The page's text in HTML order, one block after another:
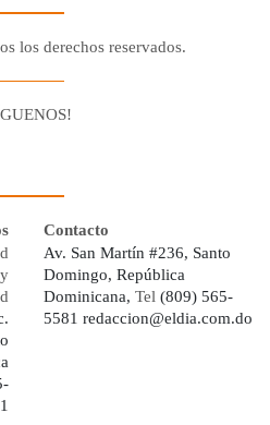
los derechos reservados.
Contacto
Av. San Martín #236, Santo
Domingo, República
Dominicana, Tel (809) 565-
5581 redaccion@eldia.com.do